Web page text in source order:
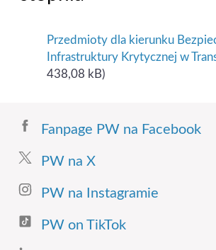
Przedmioty dla kierunku
Infrastruktury Krytycznej w
438,08 kB)
Fanpage PW na Facebook
PW na X
PW na Instagramie
PW on TikTok